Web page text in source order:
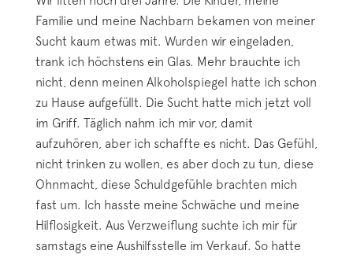
Familie und meine Nachbarn bekamen von meiner
Sucht kaum etwas mit. Wurden wir eingeladen,
trank ich höchstens ein Glas. Mehr brauchte ich
nicht, denn meinen Alkoholspiegel hatte ich schon
zu Hause aufgefüllt. Die Sucht hatte mich jetzt voll
im Griff. Täglich nahm ich mir vor, damit
aufzuhören, aber ich schaffte es nicht. Das Gefühl,
nicht trinken zu wollen, es aber doch zu tun, diese
Ohnmacht, diese Schuldgefühle brachten mich
fast um. Ich hasste meine Schwäche und meine
Hilflosigkeit. Aus Verzweiflung suchte ich mir für
samstags eine Aushilfsstelle im Verkauf. So hatte